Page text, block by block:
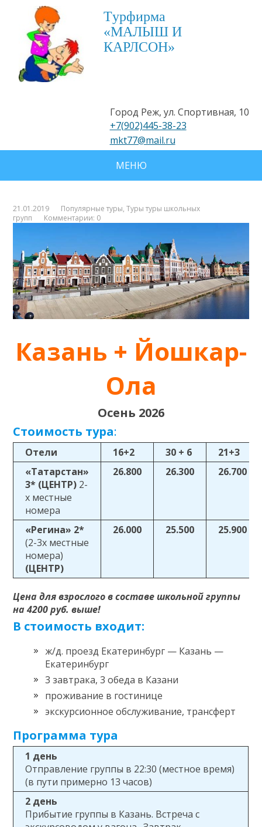
Tурфирма
«МАЛЫШ И
КАРЛСОН»
Город Реж, ул. Спортивная, 10
+7(902)445-38-23
mkt77@mail.ru
МЕНЮ
21.01.2019 Популярные туры,Туры туры школьных
групп
Комментарии: 0
Казань + Йошкар-
Ола
Осень 2026
Стоимость тура:
Отели 16+2 30 + 6
21+3
«Татарстан»
3* (ЦЕНТР) 2-
х местные
номера
26.800 26.300 26.700
«Регина» 2*
(2-3х местные
номера)
(ЦЕНТР)
26.000 25.500 25.900
Цена для взрослого в составе школьной группы
на 4200 руб. выше!
В стоимость входит:
ж/д. проезд Екатеринбург — Казань —
Екатеринбург
3 завтрака, 3 обеда в Казани
проживание в гостинице
экскурсионное обслуживание, трансферт
Программа тура
1 день
Отправление группы в 22:30 (местное время)
(в пути примерно 13 часов)
2 день
Прибытие группы в Казань. Встреча с